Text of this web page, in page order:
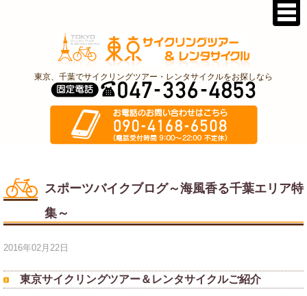
東京、千葉でサイクリングツアー・レンタサイクルをお探しなら
スポーツバイクブログ～海風香る千葉エリア特
集～
2016年02月22日
東京サイクリングツアー＆レンタサイクルご紹介